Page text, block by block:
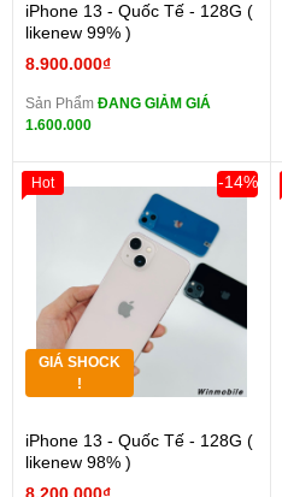
iPhone 13 - Quốc Tế - 128G (
likenew 99% )
8.900.000₫
Sản Phẩm ĐANG GIẢM GIÁ
1.600.000
GIÁ SHOCK
!
iPhone 13 - Quốc Tế - 128G (
likenew 98% )
-14%
Hot